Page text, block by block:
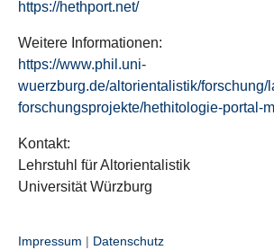
https://hethport.net/
Weitere Informationen:
https://www.phil.uni-
wuerzburg.de/altorientalistik/forschung/
forschungsprojekte/hethitologie-portal-
Kontakt:
Lehrstuhl für Altorientalistik
Universität Würzburg
Impressum | Datenschutz